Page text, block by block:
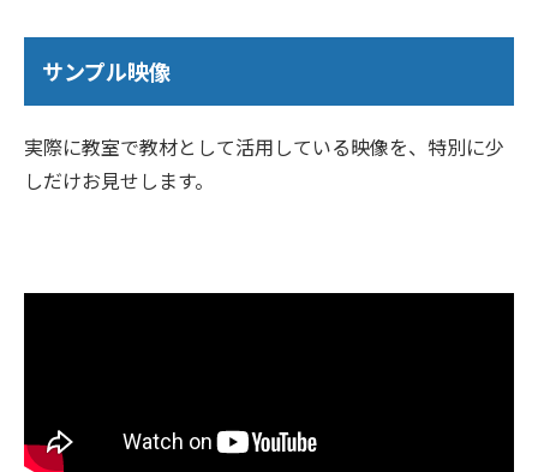
サンプル映像
実際に教室で教材として活用している映像を、特別に少
しだけお見せします。